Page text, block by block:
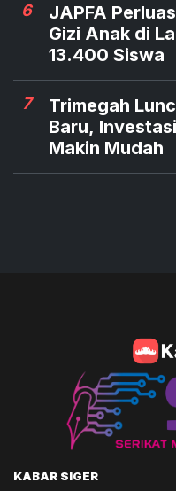
6
JAPFA
Gizi Anak di
13.400 Siswa
7
Trimegah
Baru,
Makin Mudah
KABAR SIGER